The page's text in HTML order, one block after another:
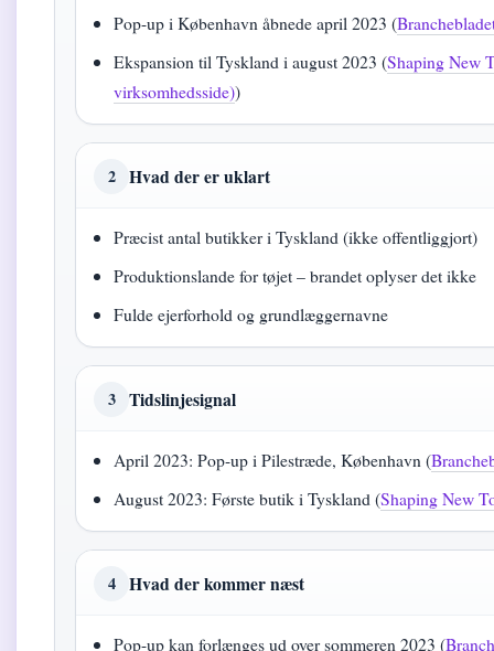
Pop-up i København åbnede april 2023 (
Ekspansion til Tyskland i august 2023 (Shaping New
virksomhedsside))
2 Hvad der er uklart
Præcist antal butikker i Tyskland (ikke offentliggjort)
Produktionslande for tøjet – brandet oplyser det ikke
Fulde ejerforhold og grundlæggernavne
3 Tidslinjesignal
April 2023: Pop-up i Pilestræde, København (
August 2023: Første butik i Tyskland (Shaping New
4 Hvad der kommer næst
Pop-up kan forlænges ud over sommeren 2023 (